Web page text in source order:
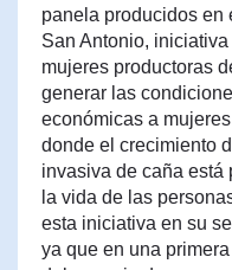
panela producidos en
San Antonio,
mujeres productoras
generar las
económicas a
donde el crecimiento
invasiva de caña está
la vida de las
esta iniciativa en su
ya que en una